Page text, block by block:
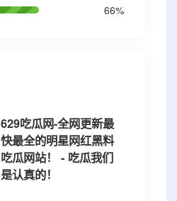
66%
629吃瓜网-全网更新最
快最全的明星网红黑料
吃瓜网站！ - 吃瓜我们
是认真的！